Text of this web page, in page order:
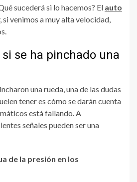
sucederá si lo hacemos? El auto
venimos a muy alta velocidad,
se ha pinchado una
una rueda, una de las dudas
tener es cómo se darán cuenta
está fallando. A
señales pueden ser una
de la presión en los